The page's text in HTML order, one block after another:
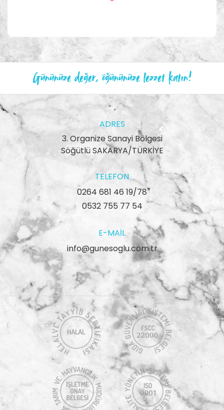
Gününüze değer, öğününüze lezzet katın!
ADRES
3. Organize Sanayi Bölgesi
Söğütlü SAKARYA/TÜRKİYE
TELEFON
0264 681 46 19/78
0532 755 77 54
E-MAIL
info@gunesoglu.com.tr